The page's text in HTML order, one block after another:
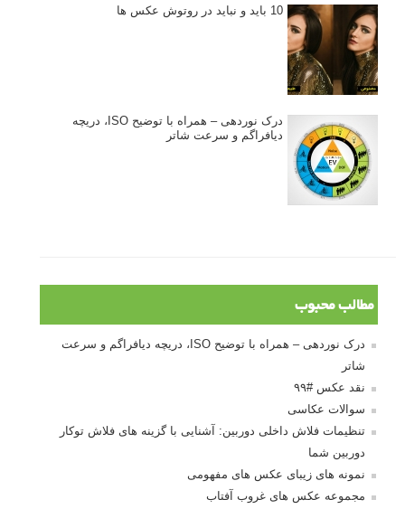
10 باید و نباید در روتوش عکس ها
درک نوردهی – همراه با توضیح ISO، دریچه
دیافراگم و سرعت شاتر
مطالب محبوب
درک نوردهی – همراه با توضیح ISO، دریچه دیافراگم و سرعت
شاتر
نقد عکس #۹۹
سوالات عکاسی
تنظیمات فلاش داخلی دوربین: آشنایی با گزینه های فلاش توکار
دوربین شما
نمونه های زیبای عکس های مفهومی
مجموعه عکس های غروب آفتاب